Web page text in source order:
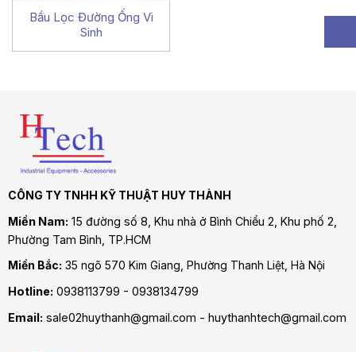
Bầu Lọc Đường Ống Vi
Sinh
CÔNG TY TNHH KỸ THUẬT HUY THÀNH
Miền Nam: 15 đường số 8, Khu nhà ở Bình Chiểu 2, Khu phố 2,
Phường Tam Bình , TP.HCM
Miền Bắc: 35 ngõ 570 Kim Giang, Phường Thanh Liệt, Hà Nội
Hotline: 0938113799 - 0938134799
Email: sale02huythanh@gmail.com - huythanhtech@gmail.com